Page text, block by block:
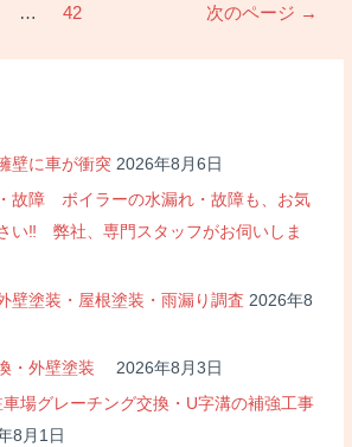
壁に車が衝突 2026年8月6日
故障 ボイラーの水漏れ・故障も、お気
い‼ 弊社、専門スタッフがお伺いしま
壁塗装・屋根塗装・雨漏り調査 2026年8
・外壁塗装 2026年8月3日
場グレーチング交換・U字溝の補強工事
8月1日
… 42 次のページ →